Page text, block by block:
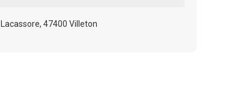
Lacassore, 47400 Villeton